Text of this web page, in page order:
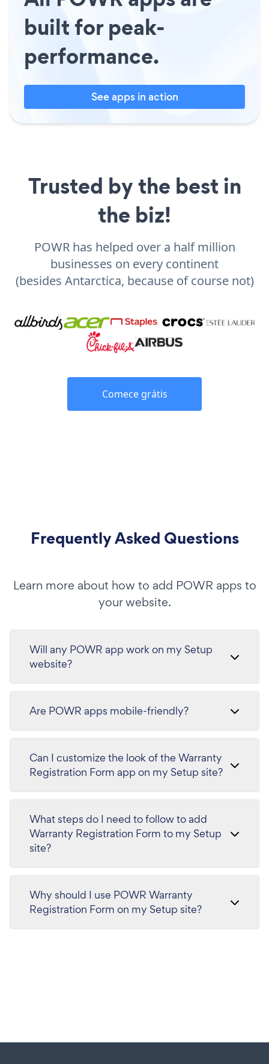
built for peak-
performance.
See apps in action
Trusted by the best in
the biz!
POWR has helped over a half million
businesses on every continent
(besides Antarctica, because of course not)
Comece grátis
Frequently Asked Questions
Learn more about how to add POWR apps to
your website.
Will any POWR app work on my Setup
website?
Are POWR apps mobile-friendly?
Can I customize the look of the Warranty
Registration Form app on my Setup site?
What steps do I need to follow to add
Warranty Registration Form to my Setup
site?
Why should I use POWR Warranty
Registration Form on my Setup site?